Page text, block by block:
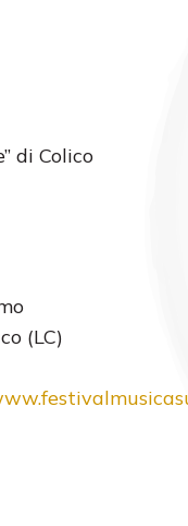
di Colico
(LC)